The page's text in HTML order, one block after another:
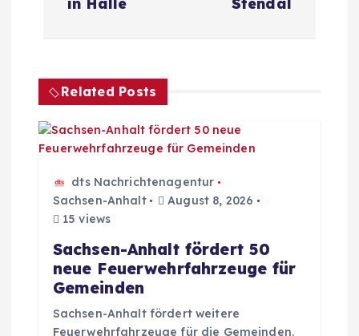
a
g
s
Related Posts
dts Nachrichtenagentur
Sachsen-Anhalt
August 8, 2026
15 views
Sachsen-Anhalt fördert 50
neue Feuerwehrfahrzeuge für
Gemeinden
Sachsen-Anhalt fördert weitere
Feuerwehrfahrzeuge für die Gemeinden.